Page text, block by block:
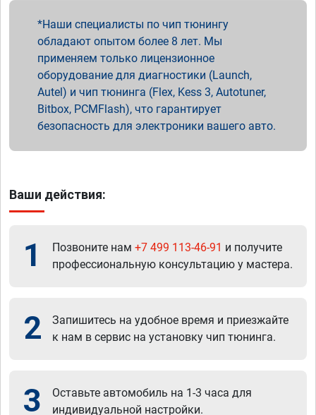
Наши специалисты по чип тюнингу
обладают опытом более 8 лет. Мы
применяем только лицензионное
оборудование для диагностики (Launch,
Autel) и чип тюнинга (Flex, Kess 3, Autotuner,
Bitbox, PCMFlash), что гарантирует
безопасность для электроники вашего авто.
Ваши действия:
1 Позвоните нам +7 499 113-46-91 и получите
профессиональную консультацию у мастера.
2
Запишитесь на удобное время и приезжайте
к нам в сервис на установку чип тюнинга.
3
Оставьте автомобиль на 1-3 часа для
индивидуальной настройки.